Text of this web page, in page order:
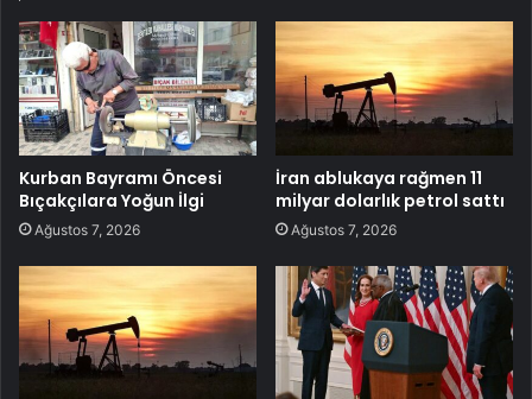
Kurban Bayramı Öncesi
Bıçakçılara Yoğun İlgi
Ağustos 7, 2026
İran ablukaya rağmen 11
milyar dolarlık petrol sattı
Ağustos 7, 2026